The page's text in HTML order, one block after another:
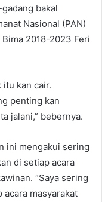
bakal
Nasional (PAN)
Bima 2018-2023 Feri
kan cair.
penting kan
jalani,” bebernya.
ini mengakui sering
di setiap acara
“Saya sering
acara masyarakat